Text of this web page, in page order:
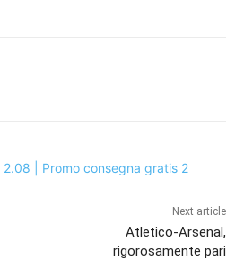
Next article
Atletico-Arsenal,
rigorosamente pari